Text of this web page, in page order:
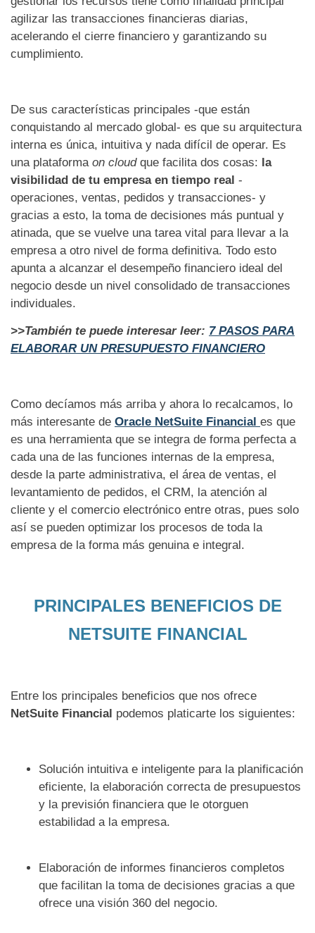
agilizar las transacciones financieras diarias,
acelerando el cierre financiero y garantizando su
cumplimiento.
De sus características principales -que están
conquistando al mercado global- es que su arquitectura
interna es única, intuitiva y nada difícil de operar. Es
una plataforma on cloud que facilita dos cosas: la
visibilidad de tu empresa en tiempo real -
operaciones, ventas, pedidos y transacciones- y
gracias a esto, la toma de decisiones más puntual y
atinada, que se vuelve una tarea vital para llevar a la
empresa a otro nivel de forma definitiva. Todo esto
apunta a alcanzar el desempeño financiero ideal del
negocio desde un nivel consolidado de transacciones
individuales.
>>También te puede interesar leer: 7 PASOS PARA
ELABORAR UN PRESUPUESTO FINANCIERO
Como decíamos más arriba y ahora lo recalcamos, lo
más interesante de Oracle NetSuite Financial es que
es una herramienta que se integra de forma perfecta a
cada una de las funciones internas de la empresa,
desde la parte administrativa, el área de ventas, el
levantamiento de pedidos, el CRM, la atención al
cliente y el comercio electrónico entre otras, pues solo
así se pueden optimizar los procesos de toda la
empresa de la forma más genuina e integral.
PRINCIPALES BENEFICIOS DE
NETSUITE FINANCIAL
Entre los principales beneficios que nos ofrece
NetSuite Financial podemos platicarte los siguientes:
Solución intuitiva e inteligente para la planificación
eficiente, la elaboración correcta de presupuestos
y la previsión financiera que le otorguen
estabilidad a la empresa.
Elaboración de informes financieros completos
que facilitan la toma de decisiones gracias a que
ofrece una visión 360 del negocio.